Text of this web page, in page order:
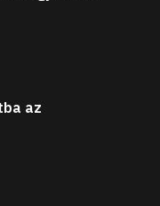
az